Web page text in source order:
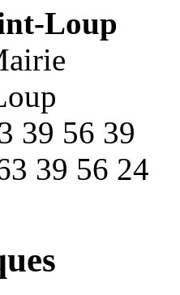
Loup
39 56 39
39 56 24